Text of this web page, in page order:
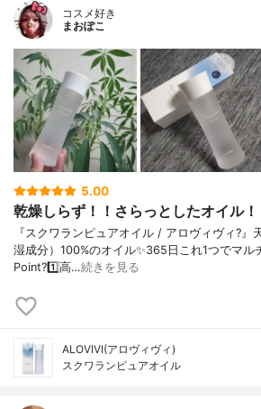
コスメ好き
まおぽこ
5.00
乾燥しらず！！さらっとしたオイル！
『スクワランピュアオイル / アロヴィヴィ?』
湿成分）100%のオイル✨365日これ1つでマル
Point?1️⃣高…続きを見る
ALOVIVI(アロヴィヴィ)
スクワランピュアオイル